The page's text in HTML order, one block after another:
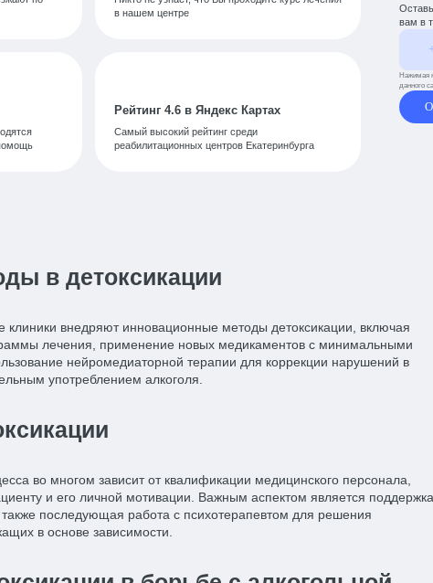
в нашем центре
Рейтинг 4.6 в Яндекс Картах
Самый высокий рейтинг среди
реабилитационных центров Екатеринбурга
вам в
Нажимая
данного
в детоксикации
клиники внедряют инновационные методы детоксикации, включая
лечения, применение новых медикаментов с минимальными
нейромедиаторной терапии для коррекции нарушений в
употреблением алкоголя.
во многом зависит от квалификации медицинского персонала,
и его личной мотивации. Важным аспектом является поддержка
последующая работа с психотерапевтом для решения
в основе зависимости.